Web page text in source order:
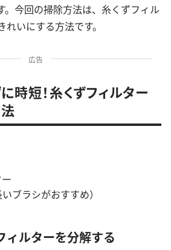
。今回の掃除方法は、糸くずフィル
いにする方法です。
広告
時短！糸くずフィルター
ブラシがおすすめ）
ィルターを分解する